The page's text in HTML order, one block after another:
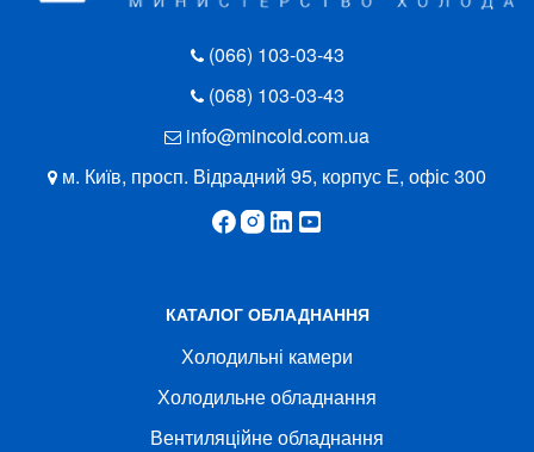
(066) 103-03-43
(068) 103-03-43
info@mincold.com.ua
м. Київ, просп. Відрадний 95, корпус Е, офіс 300
КАТАЛОГ ОБЛАДНАННЯ
Холодильні камери
Холодильне обладнання
Вентиляційне обладнання